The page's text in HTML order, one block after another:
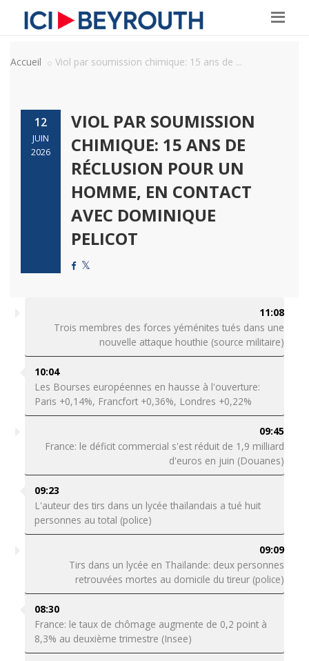
Accueil Viol par soumission chimique: 15 ans de ...
12
JUIN
2026
VIOL PAR SOUMISSION
CHIMIQUE: 15 ANS DE
RÉCLUSION POUR UN
HOMME, EN CONTACT
AVEC DOMINIQUE
PELICOT
11:08
Trois membres des forces yéménites tués dans une
nouvelle attaque houthie (source militaire)
10:04
Les Bourses européennes en hausse à l'ouverture:
Paris +0,14%, Francfort +0,36%, Londres +0,22%
09:45
France: le déficit commercial s'est réduit de 1,9 milliard
d'euros en juin (Douanes)
09:23
L'auteur des tirs dans un lycée thaïlandais a tué huit
personnes au total (police)
09:09
Tirs dans un lycée en Thaïlande: deux personnes
retrouvées mortes au domicile du tireur (police)
08:30
France: le taux de chômage augmente de 0,2 point à
8,3% au deuxième trimestre (Insee)